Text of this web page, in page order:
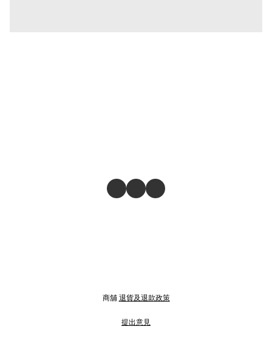
商舖 退貨及退款政策
提出意見